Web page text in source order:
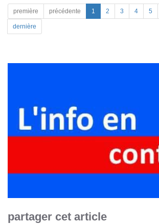
première précédente 1 2 3 4 5
dernière
partager cet article